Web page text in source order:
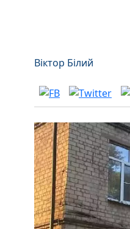
Віктор Білий